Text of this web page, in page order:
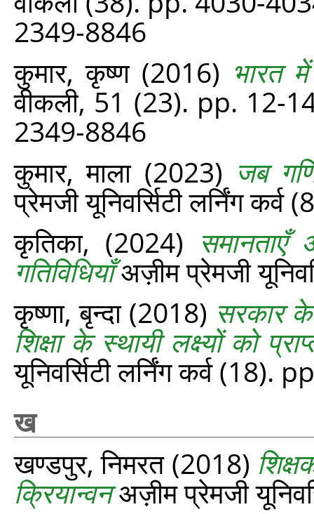
2349-8846
कुमार, कृष्ण(2016) भारत
वीकली, 51 (23). pp. 12-
2349-8846
कुमार, माला(2023) जब
प्रेमजी यूनिवर्सिटी लर्निंग
कृतिका, (2024)
गतिविधियाँअज़ीम प्रेमजी
कृष्णा, बृन्दा(2018) सरकार
शिक्षा के स्थायी लक्ष्यों को
यूनिवर्सिटी लर्निंग कर्व (18).
ख
खण्डपुर, निमरत(2018)
क्रियान्वनअज़ीम प्रेमजी